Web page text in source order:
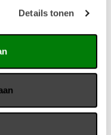
Details tonen